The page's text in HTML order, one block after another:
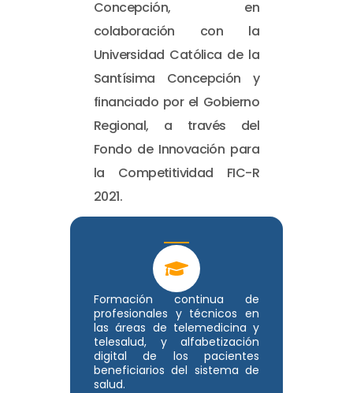
Formación continua de
profesionales y técnicos en
las áreas de telemedicina y
telesalud, y alfabetización
digital de los pacientes
beneficiarios del sistema de
salud.
Concepción, en
colaboración con la
Universidad Católica de la
Santísima Concepción y
financiado por el Gobierno
Regional, a través del
Fondo de Innovación para
la Competitividad FIC-R
2021.